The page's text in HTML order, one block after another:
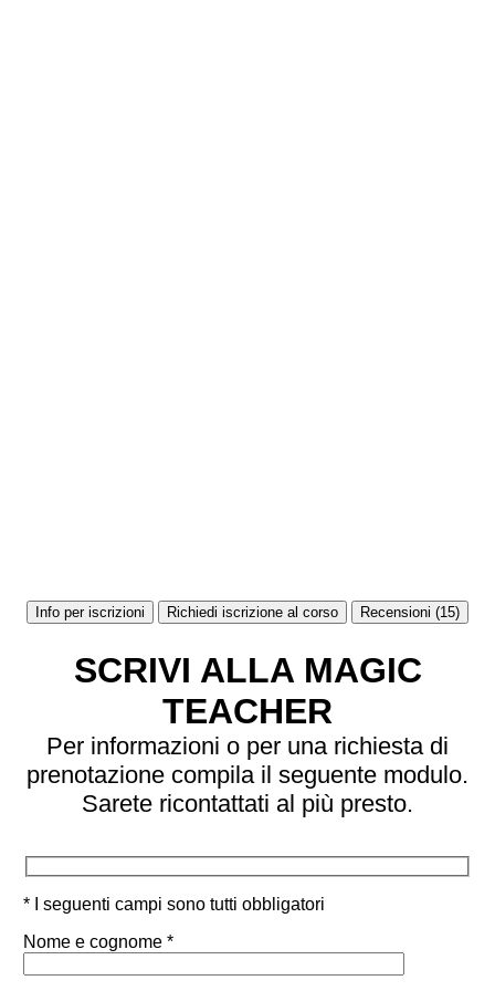
Info per iscrizioni Richiedi iscrizione al corso Recensioni (15)
SCRIVI ALLA MAGIC
TEACHER
Per informazioni o per una richiesta di
prenotazione compila il seguente modulo.
Sarete ricontattati al più presto.
* I seguenti campi sono tutti obbligatori
Nome e cognome *